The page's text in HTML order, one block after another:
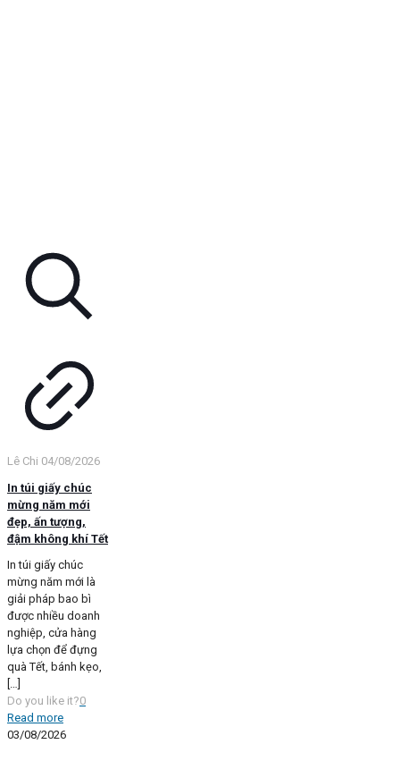
Lê Chi 04/08/2026
In túi giấy chúc
mừng năm mới
đẹp, ấn tượng,
đậm không khí Tết
In túi giấy chúc
mừng năm mới là
giải pháp bao bì
được nhiều doanh
nghiệp, cửa hàng
lựa chọn để đựng
quà Tết, bánh kẹo,
[…]
Do you like it?0
Read more
03/08/2026